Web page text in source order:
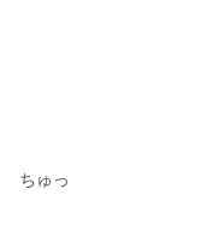
ちゅっ